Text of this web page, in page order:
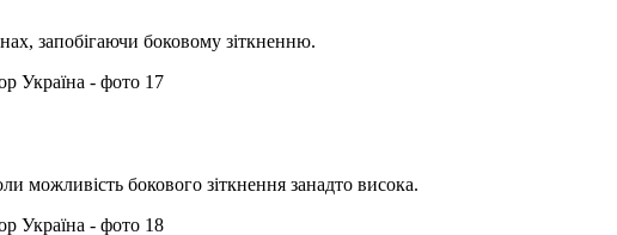
запобігаючи боковому зіткненню.
можливість бокового зіткнення занадто висока.